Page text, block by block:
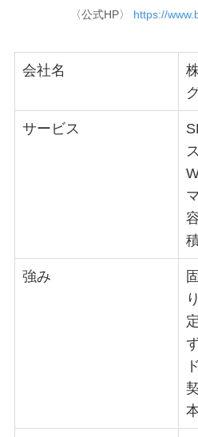
〈公式HP〉 https://
会社名
サービス
強み